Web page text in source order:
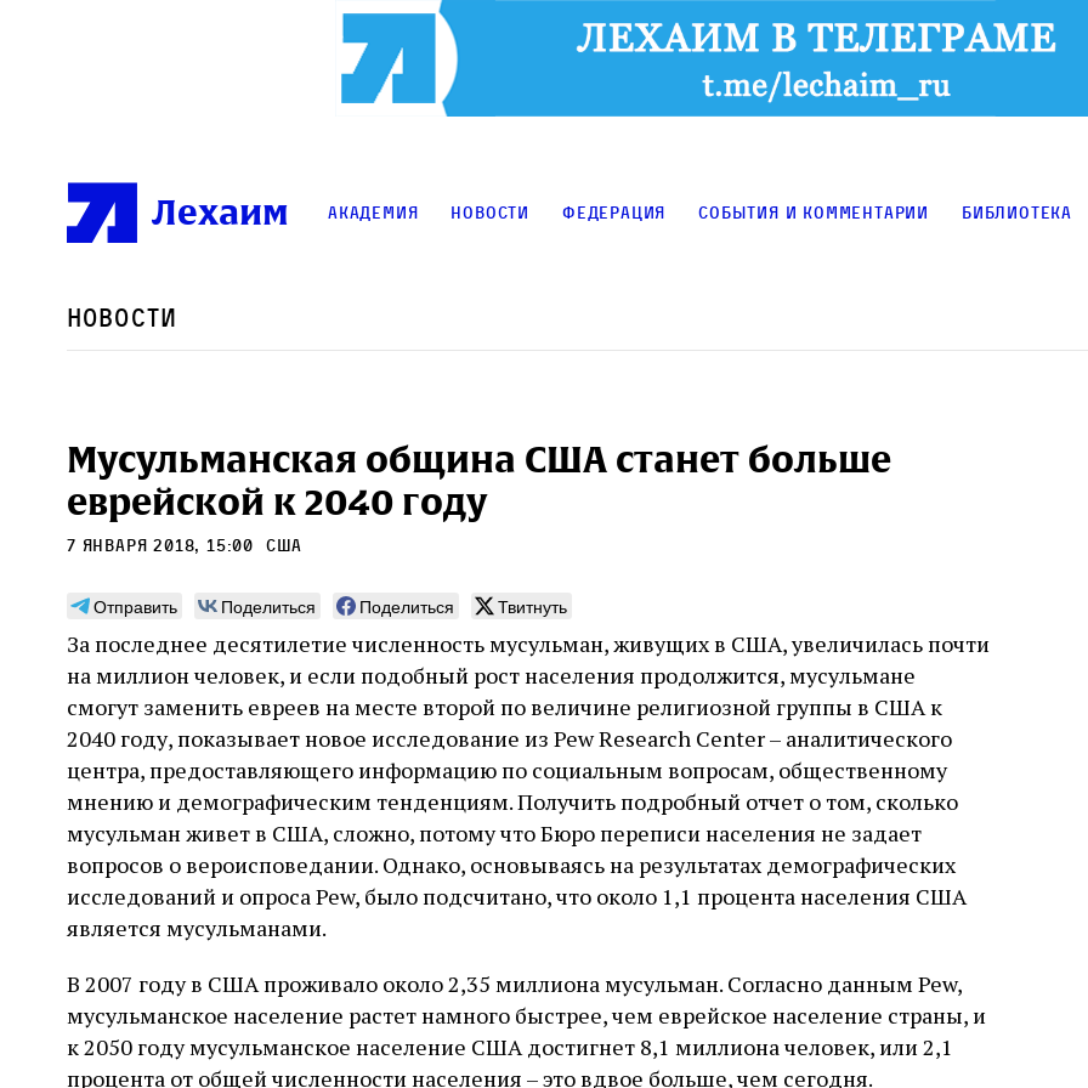
Лехаим Академия Новости Федерация События и комментарии Библиотека
Новости
Мусульманская община США станет больше
еврейской к 2040 году
7 января 2018, 15:00 сша
Отправить Поделиться Поделиться Твитнуть
За последнее десятилетие численность мусульман, живущих в США, увеличилась почти
на миллион человек, и если подобный рост населения продолжится, мусульмане
смогут заменить евреев на месте второй по величине религиозной группы в США к
2040 году, показывает новое исследование из Pew Research Center – аналитического
центра, предоставляющего информацию по социальным вопросам, общественному
мнению и демографическим тенденциям. Получить подробный отчет о том, сколько
мусульман живет в США, сложно, потому что Бюро переписи населения не задает
вопросов о вероисповедании. Однако, основываясь на результатах демографических
исследований и опроса Pew, было подсчитано, что около 1,1 процента населения США
является мусульманами.
В 2007 году в США проживало около 2,35 миллиона мусульман. Согласно данным Pew,
мусульманское население растет намного быстрее, чем еврейское население страны, и
к 2050 году мусульманское население США достигнет 8,1 миллиона человек, или 2,1
процента от общей численности населения – это вдвое больше, чем сегодня.
Погромы 1929 года:
неделя, изменившая
судьбу еврейского ишува
Примерно за полторы недели до начала
погромов Ребе совершал поездку по святым
местам Эрец‑Исраэль. Он посетил, в
частности, Пещеру праотцев и Западную
стену. Он, несомненно, почувствовал
необычайное напряжение и сознательно
количество хасидов и жителей города и тем
самым не усиливать напряжённость
5 августа Проверено временем
Монтажник фирмы «Топф
и сыновья»
По мере того как росло количество
концентрационных лагерей и узников
становилось все больше, без кремационных
печей Прюфера было не обойтись. Cжигая
тела прямо в лагере, нацисты не только
оставались верны своему архаичному культу
2 августа Неразрезанные страницы
Еврейская звезда
Буэнос‑Айреса
В этой атмосфере напряжения
еврейская община
полковника устанавливает на
бронзовую плиту с ангелом,
Фалькона и звездой Давида с
осуждает радикалов и
признанной частью
7 августа Artefactum